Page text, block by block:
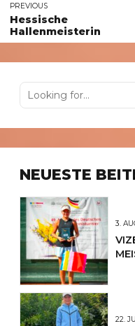
PREVIOUS
Hessische
Hallenmeisterin
NEUESTE
3.
22.